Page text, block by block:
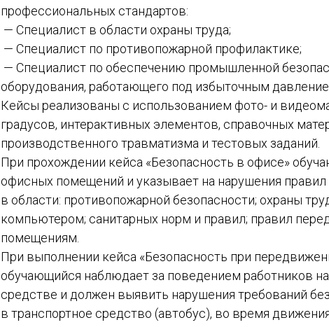
профессиональных стандартов:
— Специалист в области охраны труда;
— Специалист по противопожарной профилактике;
— Специалист по обеспечению промышленной
оборудования, работающего под избыточным
Кейсы реализованы с использованием фото- и
градусов, интерактивных элементов, справочных
производственного травматизма и тестовых заданий.
При прохождении кейса «Безопасность в офисе»
офисных помещений и указывает на нарушения
в области: противопожарной безопасности; охраны
компьютером; санитарных норм и правил; правил
помещениям.
При выполнении кейса «Безопасность при
обучающийся наблюдает за поведением работников
средстве и должен выявить нарушения требований
в транспортное средство (автобус), во время